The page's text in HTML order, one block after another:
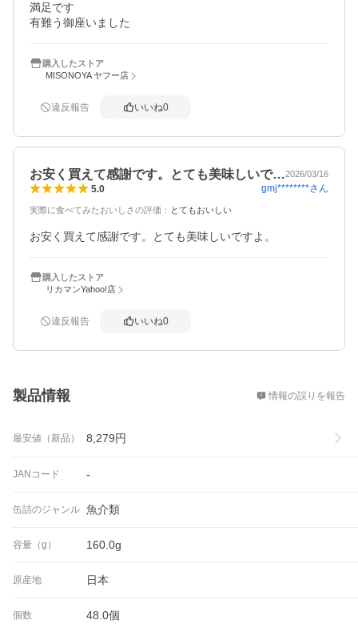
満足です
有難う御座いました
購入したストア
MISONOYA ヤフー店
違反報告 いいね0
お安く買えて感謝です。とても美味しいで…2026/03/16
5.0 gmj********さん
実際に食べてみたおいしさの評価 ： とてもおいしい
お安く買えて感謝です。とても美味しいですよ。
購入したストア
リカマンYahoo!店
違反報告 いいね0
製品情報 情報の誤りを報告
最安値（新品） 8,279円
JANコード -
缶詰のジャンル 魚介類
容量（g） 160.0g
原産地 日本
個数 48.0個